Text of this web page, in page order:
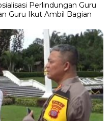
Perlindungan Guru
Guru Ikut Ambil Bagian